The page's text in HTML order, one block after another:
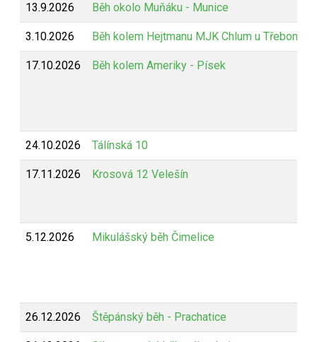
13.9.2026 Běh okolo Muňáku - Munice
3.10.2026 Běh kolem Hejtmanu MJK Chlum u Třeboně
17.10.2026 Běh kolem Ameriky - Písek
24.10.2026 Tálínská 10
17.11.2026 Krosová 12 Velešín
5.12.2026 Mikulášský běh Čimelice
26.12.2026 Štěpánský běh - Prachatice